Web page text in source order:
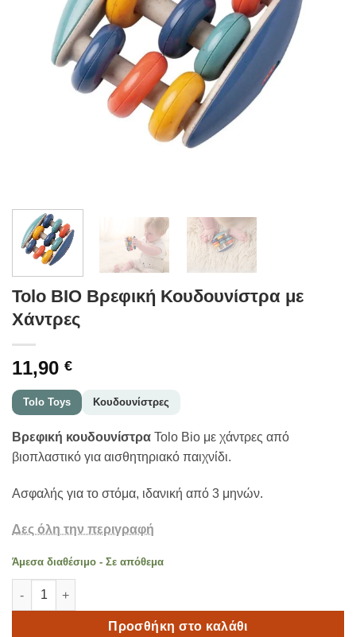
Tolo BIO Βρεφική Κουδουνίστρα με
Χάντρες
11,90 €
Tolo Toys Κουδουνίστρες
Βρεφική κουδουνίστρα Tolo Bio με χάντρες από
βιοπλαστικό για αισθητηριακό παιχνίδι.
Ασφαλής για το στόμα, ιδανική από 3 μηνών.
Δες όλη την περιγραφή
Άμεσα διαθέσιμο - Σε απόθεμα
Tolo BIO Βρεφική Κουδουνίστρα με Χάντρες ποσότητα
Προσθήκη στο καλάθι